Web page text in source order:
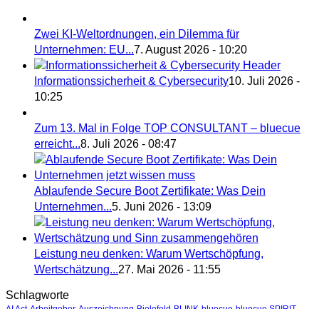
Zwei KI-Weltordnungen, ein Dilemma für
Unternehmen: EU...7. August 2026 - 10:20
Informationssicherheit & Cybersecurity10. Juli 2026 -
10:25
Zum 13. Mal in Folge TOP CONSULTANT – bluecue
erreicht...8. Juli 2026 - 08:47
Ablaufende Secure Boot Zertifikate: Was Dein
Unternehmen...5. Juni 2026 - 13:09
Leistung neu denken: Warum Wertschöpfung,
Wertschätzung...27. Mai 2026 - 11:55
Schlagworte